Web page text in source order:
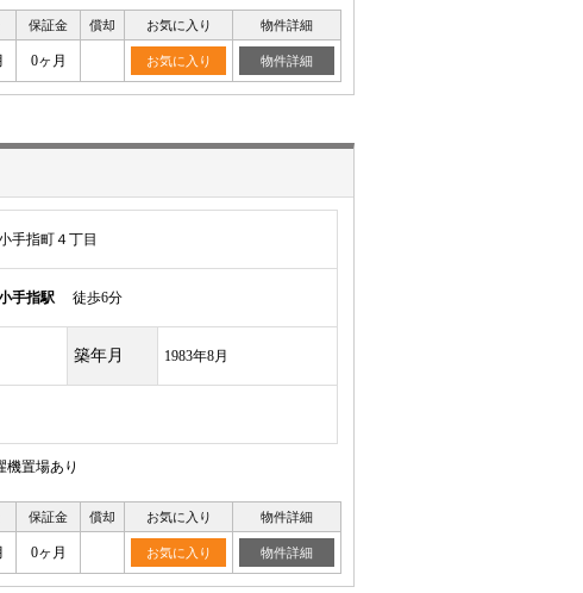
保証金 償却 お気に入り 物件詳細
0ヶ月 お気に入り 物件詳細
手指町４丁目
手指駅 徒歩6分
築年月 1983年8月
機置場あり
保証金 償却 お気に入り 物件詳細
0ヶ月 お気に入り 物件詳細